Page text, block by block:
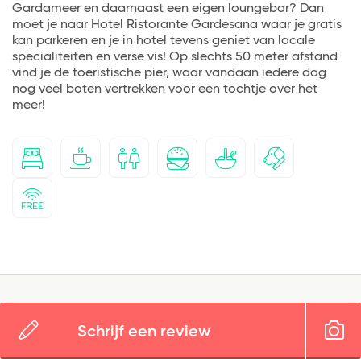
Gardameer en daarnaast een eigen loungebar? Dan
moet je naar Hotel Ristorante Gardesana waar je gratis
kan parkeren en je in hotel tevens geniet van locale
specialiteiten en verse vis! Op slechts 50 meter afstand
vind je de toeristische pier, waar vandaan iedere dag
nog veel boten vertrekken voor een tochtje over het
meer!
Schrijf een review